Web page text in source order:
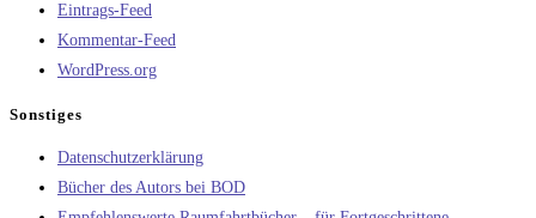
Eintrags-Feed
Kommentar-Feed
WordPress.org
Sonstiges
Datenschutzerklärung
Bücher des Autors bei BOD